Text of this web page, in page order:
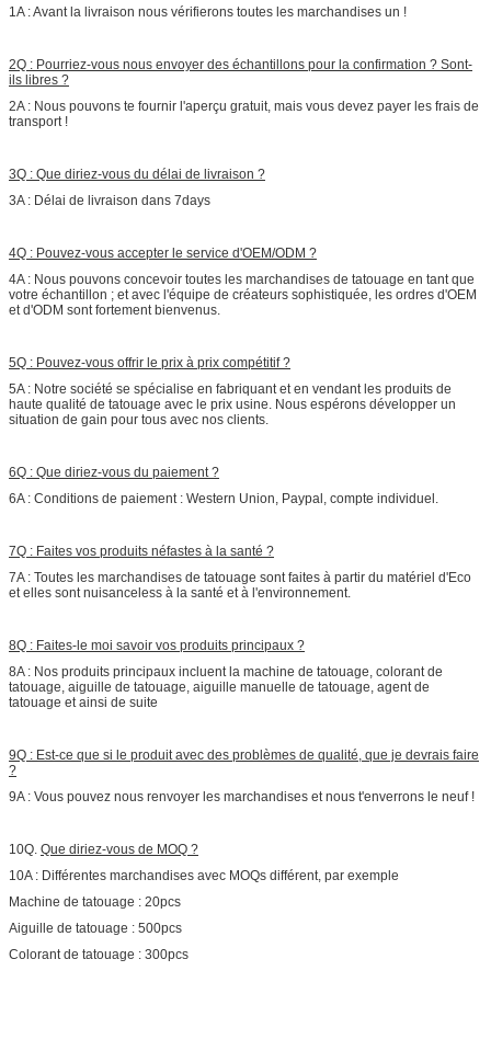
1A : Avant la livraison nous vérifierons toutes les marchandises un !
2Q : Pourriez-vous nous envoyer des échantillons pour la confirmation ? Sont-
ils libres ?
2A : Nous pouvons te fournir l'aperçu gratuit, mais vous devez payer les frais de
transport !
3Q : Que diriez-vous du délai de livraison ?
3A : Délai de livraison dans 7days
4Q : Pouvez-vous accepter le service d'OEM/ODM ?
4A : Nous pouvons concevoir toutes les marchandises de tatouage en tant que
votre échantillon ; et avec l'équipe de créateurs sophistiquée, les ordres d'OEM
et d'ODM sont fortement bienvenus.
5Q : Pouvez-vous offrir le prix à prix compétitif ?
5A : Notre société se spécialise en fabriquant et en vendant les produits de
haute qualité de tatouage avec le prix usine. Nous espérons développer un
situation de gain pour tous avec nos clients.
6Q : Que diriez-vous du paiement ?
6A : Conditions de paiement : Western Union, Paypal, compte individuel.
7Q : Faites vos produits néfastes à la santé ?
7A : Toutes les marchandises de tatouage sont faites à partir du matériel d'Eco
et elles sont nuisanceless à la santé et à l'environnement.
8Q : Faites-le moi savoir vos produits principaux ?
8A : Nos produits principaux incluent la machine de tatouage, colorant de
tatouage, aiguille de tatouage, aiguille manuelle de tatouage, agent de
tatouage et ainsi de suite
9Q : Est-ce que si le produit avec des problèmes de qualité, que je devrais faire
?
9A : Vous pouvez nous renvoyer les marchandises et nous t'enverrons le neuf !
10Q. Que diriez-vous de MOQ ?
10A : Différentes marchandises avec MOQs différent, par exemple
Machine de tatouage : 20pcs
Aiguille de tatouage : 500pcs
Colorant de tatouage : 300pcs